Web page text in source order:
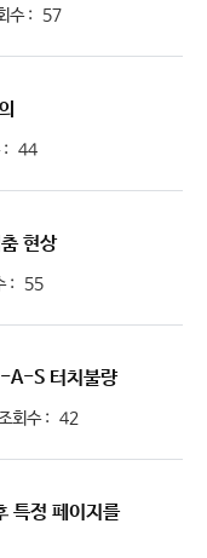
수 : 57
: 44
현상
: 55
S 터치불량
회수 : 42
특정 페이지를